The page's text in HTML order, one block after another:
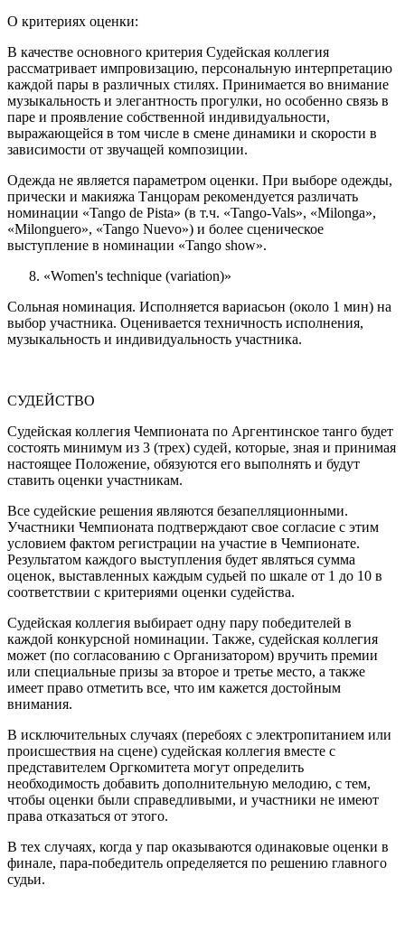
О критериях оценки:
В качестве основного критерия Судейская коллегия
рассматривает импровизацию, персональную интерпретацию
каждой пары в различных стилях. Принимается во внимание
музыкальность и элегантность прогулки, но особенно связь в
паре и проявление собственной индивидуальности,
выражающейся в том числе в смене динамики и скорости в
зависимости от звучащей композиции.
Одежда не является параметром оценки. При выборе одежды,
прически и макияжа Танцорам рекомендуется различать
номинации «Tango de Pista» (в т.ч. «Tango-Vals», «Milonga»,
«Milonguero», «Tango Nuevo») и более сценическое
выступление в номинации «Tango show».
8. «Women's technique (variation)»
Сольная номинация. Исполняется вариасьон (около 1 мин) на
выбор участника. Оценивается техничность исполнения,
музыкальность и индивидуальность участника.
СУДЕЙСТВО
Судейская коллегия Чемпионата по Аргентинское танго будет
состоять минимум из 3 (трех) судей, которые, зная и принимая
настоящее Положение, обязуются его выполнять и будут
ставить оценки участникам.
Все судейские решения являются безапелляционными.
Участники Чемпионата подтверждают свое согласие с этим
условием фактом регистрации на участие в Чемпионате.
Результатом каждого выступления будет являться сумма
оценок, выставленных каждым судьей по шкале от 1 до 10 в
соответствии с критериями оценки судейства.
Судейская коллегия выбирает одну пару победителей в
каждой конкурсной номинации. Также, судейская коллегия
может (по согласованию с Организатором) вручить премии
или специальные призы за второе и третье место, а также
имеет право отметить все, что им кажется достойным
внимания.
В исключительных случаях (перебоях с электропитанием или
происшествия на сцене) судейская коллегия вместе с
представителем Оргкомитета могут определить
необходимость добавить дополнительную мелодию, с тем,
чтобы оценки были справедливыми, и участники не имеют
права отказаться от этого.
В тех случаях, когда у пар оказываются одинаковые оценки в
финале, пара-победитель определяется по решению главного
судьи.